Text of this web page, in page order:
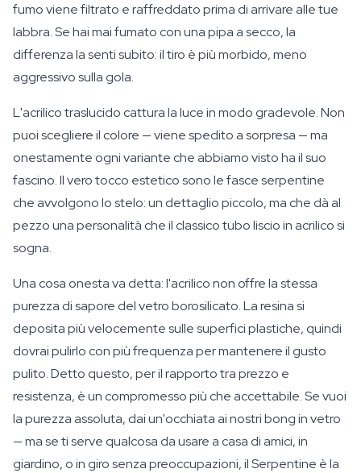
fumo viene filtrato e raffreddato prima di arrivare alle tue
labbra. Se hai mai fumato con una pipa a secco, la
differenza la senti subito: il tiro è più morbido, meno
aggressivo sulla gola.
L'acrilico traslucido cattura la luce in modo gradevole. Non
puoi scegliere il colore — viene spedito a sorpresa — ma
onestamente ogni variante che abbiamo visto ha il suo
fascino. Il vero tocco estetico sono le fasce serpentine
che avvolgono lo stelo: un dettaglio piccolo, ma che dà al
pezzo una personalità che il classico tubo liscio in acrilico si
sogna.
Una cosa onesta va detta: l'acrilico non offre la stessa
purezza di sapore del vetro borosilicato. La resina si
deposita più velocemente sulle superfici plastiche, quindi
dovrai pulirlo con più frequenza per mantenere il gusto
pulito. Detto questo, per il rapporto tra prezzo e
resistenza, è un compromesso più che accettabile. Se vuoi
la purezza assoluta, dai un'occhiata ai nostri bong in vetro
— ma se ti serve qualcosa da usare a casa di amici, in
giardino, o in giro senza preoccupazioni, il Serpentine è la